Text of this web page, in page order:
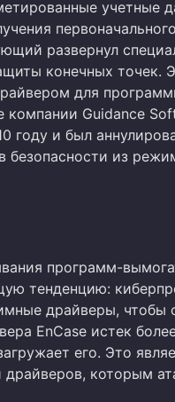
учетные
развернул
конечных точек.
для
компании Guidance
году и был
безопасности из
программ-
тенденцию:
драйверы, чтобы
EnCase истек
его. Это
драйверов, которым